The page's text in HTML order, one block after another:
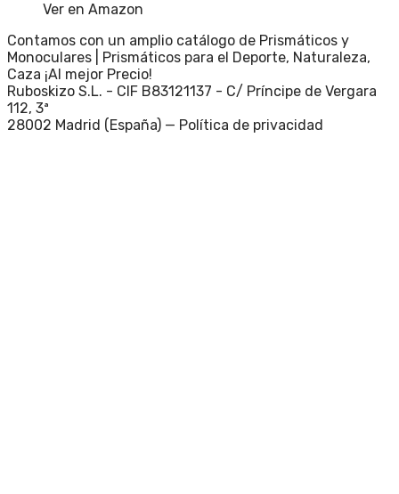
Ver en Amazon
Contamos con un amplio catálogo de Prismáticos y
Monoculares | Prismáticos para el Deporte, Naturaleza,
Caza ¡Al mejor Precio!
Ruboskizo S.L. - CIF B83121137 - C/ Príncipe de Vergara
112, 3ª
28002 Madrid (España) — Política de privacidad